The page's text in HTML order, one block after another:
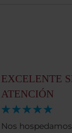
EXCELENTE
ATENCIÓN
Nos